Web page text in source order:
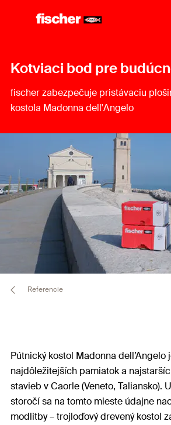
Kotviaci bod pre
fischer zabezpečuje pristávaciu
kostola Madonna dell'Angelo
Referencie
Pútnický kostol Madonna dell’Angelo
najdôležitejších pamiatok a
stavieb v Caorle (Veneto, Taliansko).
storočí sa na tomto mieste údajne
modlitby – trojloďový drevený kostol